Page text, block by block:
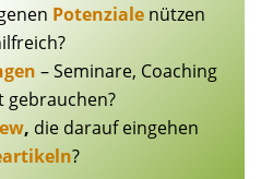
Potenziale nützen
– Seminare, Coaching
gebrauchen?
, die darauf eingehen
?